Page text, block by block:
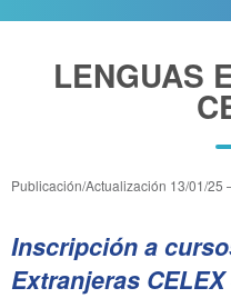
LENGUAS
Publicación/Actualización 13/01/25
Inscripción a
Extranjeras